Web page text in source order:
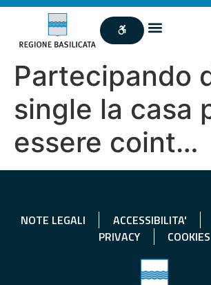
Partecipando
single la casa
essere coint…
NOTE LEGALI ACCESSIBILITA'
PRIVACY
COOKIES